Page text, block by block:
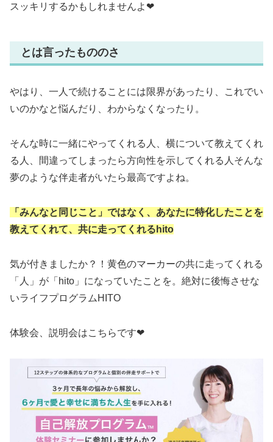
スッキリするかもしれませんよ❤︎
とは言ったもののさ
やはり、一人で続けることには限界があったり、これでい
いのかなと悩んだり、わからなくなったり。
そんな時に一緒にやってくれる人、横について教えてくれ
る人、間違ってしまったら方向性を示してくれる人そんな
夢のような伴走者がいたら最高ですよね。
「みんなと同じこと」ではなく、あなたに特化したことを
教えてくれて、共に走ってくれるhito
気が付きましたか？！黄色のマーカーの共に走ってくれる
「人」が「hito」になっていたことを。絶対に後悔させな
いライフプログラムHITO
体験会、説明会はこちらです❤︎